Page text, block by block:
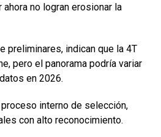
ahora no logran erosionar la
preliminares, indican que la 4T
pero el panorama podría variar
en 2026.
proceso interno de selección,
con alto reconocimiento.